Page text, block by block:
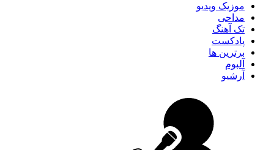
موزیک ویدیو
مداحی
تک آهنگ
پادکست
برترین ها
آلبوم
آرشیو